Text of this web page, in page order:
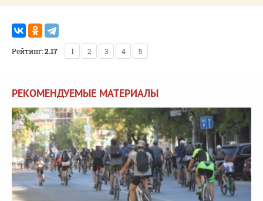
Рейтинг:2.17 1 2 3 4 5
РЕКОМЕНДУЕМЫЕ МАТЕРИАЛЫ